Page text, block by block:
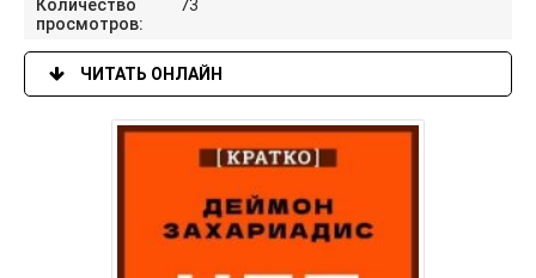
Количество
просмотров:
73
ЧИТАТЬ ОНЛАЙН